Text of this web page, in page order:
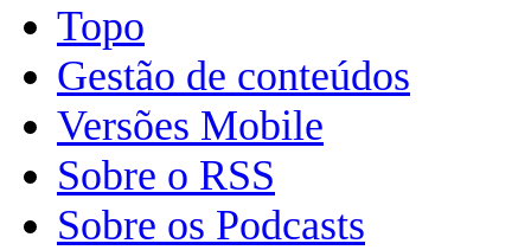
Topo
Gestão de conteúdos
Versões Mobile
Sobre o RSS
Sobre os Podcasts